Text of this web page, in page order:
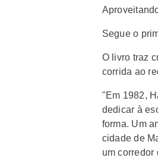
Segue o
O livro traz
corrida ao
"Em 1982,
dedicar à
forma. Um
cidade de
um corredor